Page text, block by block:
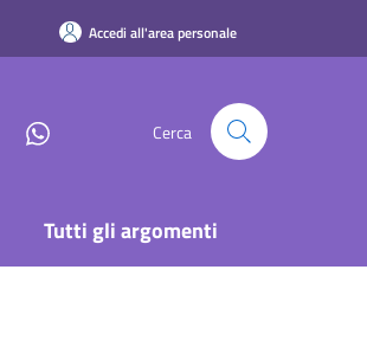
Accedi all'area personale
Cerca
Tutti gli argomenti